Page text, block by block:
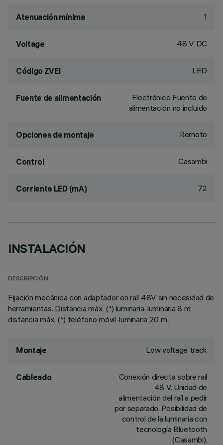
Atenuación mínima 1
Voltage 48 V DC
Código ZVEI LED
Fuente de alimentación
Electrónico Fuente de
alimentación no incluido
Opciones de montaje Remoto
Control Casambi
Corriente LED (mA) 72
INSTALACIÓN
DESCRIPCIÓN
Fijación mecánica con adaptador en raíl 48V sin necesidad de
herramientas. Distancia máx. (*) luminaria-luminaria 8 m;
distancia máx. (*) teléfono móvil-luminaria 20 m.;
Montaje Low voltage track
Cableado
Conexión directa sobre raíl
48 V. Unidad de
alimentación del raíl a pedir
por separado. Posibilidad de
control de la luminaria con
tecnología Bluetooth
(Casambi).